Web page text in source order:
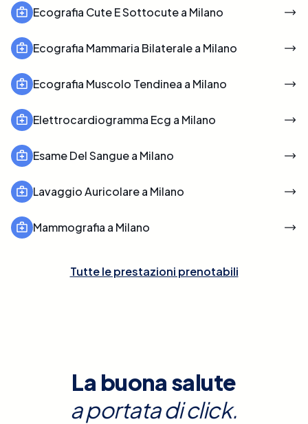
Ecografia Cute E Sottocute a Milano
Ecografia Mammaria Bilaterale a Milano
Ecografia Muscolo Tendinea a Milano
Elettrocardiogramma Ecg a Milano
Esame Del Sangue a Milano
Lavaggio Auricolare a Milano
Mammografia a Milano
Tutte le prestazioni prenotabili
La buona salute
a portata di click.